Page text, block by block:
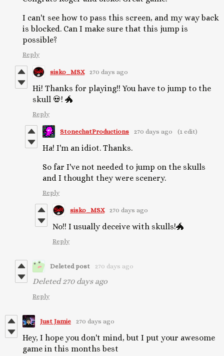
I can't see how to pass this screen, and my way back
is blocked. Can I make sure that this jump is
possible?
Reply
sisko_MSX 270 days ago
Hi! Thanks for playing!! You have to jump to the
skull 💀! 🐲
Reply
StonechatProductions 270 days ago (1 edit)
Ha! I'm an idiot. Thanks.
So far I've not needed to jump on the skulls
and I thought they were scenery.
Reply
sisko_MSX 270 days ago
No!! I usually deceive with skulls!🐲
Reply
Deleted post 270 days ago
Deleted270 days ago
Reply
Just Jamie 270 days ago
Hey, I hope you don't mind, but I put your awesome
game in this months best